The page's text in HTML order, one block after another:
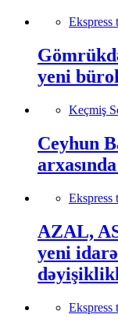
Ekspress
yeni
Keçmiş
Ceyhun
Ekspress
AZAL,
yeni
Ekspress